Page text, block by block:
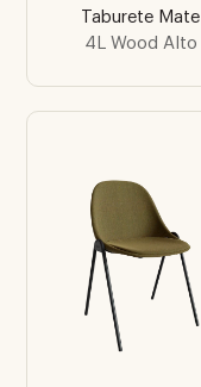
Taburete Mate
4L Wood Alto